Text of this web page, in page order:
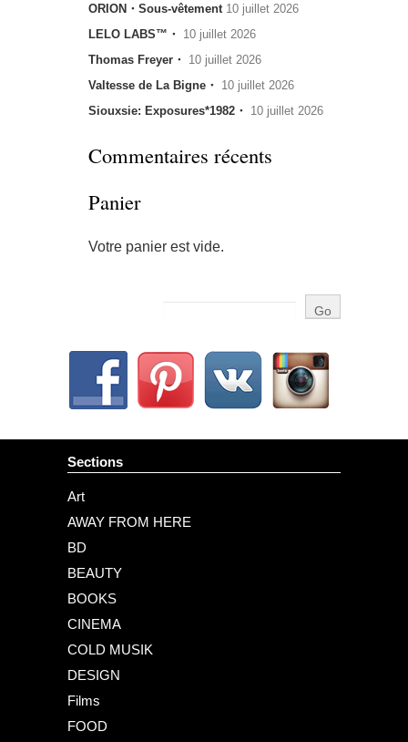
ORION・Sous-vêtement 10 juillet 2026
LELO LABS™・ 10 juillet 2026
Thomas Freyer・ 10 juillet 2026
Valtesse de La Bigne・ 10 juillet 2026
Siouxsie: Exposures*1982・ 10 juillet 2026
Commentaires récents
Panier
Votre panier est vide.
Sections
Art
AWAY FROM HERE
BD
BEAUTY
BOOKS
CINEMA
COLD MUSIK
DESIGN
Films
FOOD